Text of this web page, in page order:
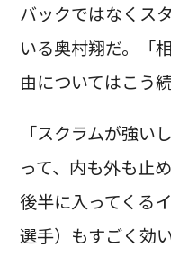
バックではなくス
いる奥村翔だ。「
由についてはこう続
「スクラムが強い
って、内も外も止
後半に入ってくる
選手）もすごく効